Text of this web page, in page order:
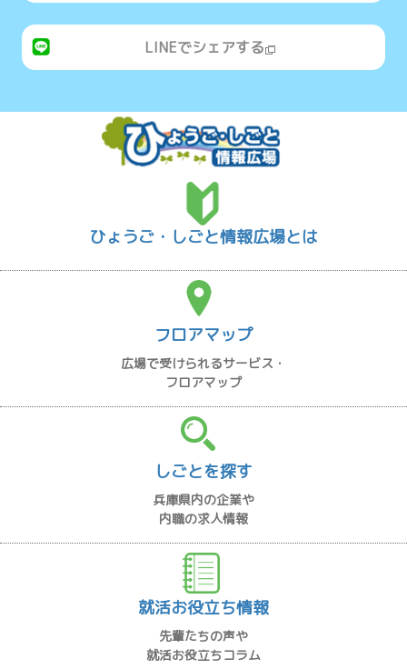
LINEでシェアする
ひょうご・しごと情報広場とは
フロアマップ
広場で受けられるサービス・
フロアマップ
しごとを探す
兵庫県内の企業や
内職の求人情報
就活お役立ち情報
先輩たちの声や
就活お役立ちコラム